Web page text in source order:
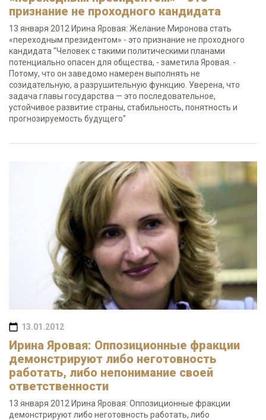
признание не проходного кандидата
13 января 2012 Ирина Яровая: Желание Миронова стать
«переходным президентом» - это признание не проходного
кандидата "Человек с такими политическими планами
потенциально опасен для общества, - заметила Яровая. -
Потому, что он заведомо намерен выполнять не
созидательную, а разрушительную функцию. Уверена, что
задача главы государства — это последовательное,
устойчивое развитие страны, стабильность, понятность и
прогнозируемость будущего"
13.01.2012
Ирина Яровая: Оппозиционные фракции
демонстрируют либо неготовность
работать, либо непонимание своей
ответственности
13 января 2012 Ирина Яровая: Оппозиционные фракции
демонстрируют либо неготовность работать, либо